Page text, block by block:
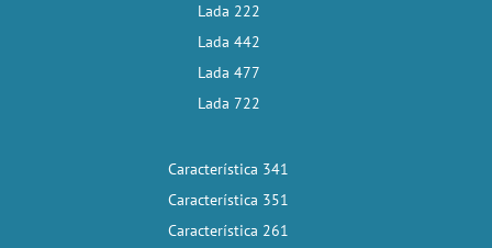
Lada 222
Lada 442
Lada 477
Lada 722
Característica 341
Característica 351
Característica 261